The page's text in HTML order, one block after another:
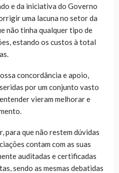
e da iniciativa do Governo
uma lacuna no setor da
não tinha qualquer tipo de
estando os custos à total
concordância e apoio,
por um conjunto vasto
vieram melhorar e
para que não restem dúvidas
contam com as suas
auditadas e certificadas
sendo as mesmas debatidas